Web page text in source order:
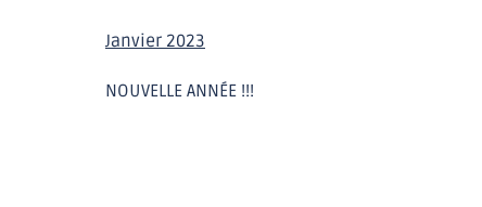
Janvier 2023
NOUVELLE ANNÉE !!!